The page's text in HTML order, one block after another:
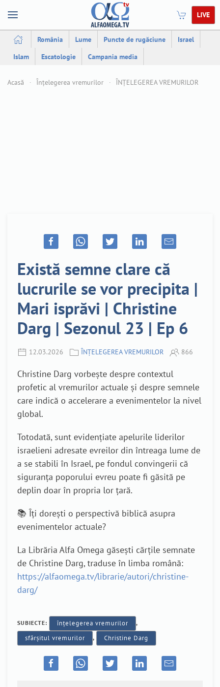
LIVE
România Lume Puncte de rugăciune
Israel
Islam
Escatologie Campania media
Acasă Înțelegerea vremurilor ÎNȚELEGEREA VREMURILOR
Există semne clare că
lucrurile se vor precipita |
Mari isprăvi | Christine
Darg | Sezonul 23 | Ep 6
12.03.2026 ÎNȚELEGEREA VREMURILOR 866
Christine Darg vorbește despre contextul
profetic al vremurilor actuale și despre semnele
care indică o accelerare a evenimentelor la nivel
global.
Totodată, sunt evidențiate apelurile liderilor
israelieni adresate evreilor din întreaga lume de
a se stabili în Israel, pe fondul convingerii că
siguranța poporului evreu poate fi găsită pe
deplin doar în propria lor țară.
📚 Îți dorești o perspectivă biblică asupra
evenimentelor actuale?
La Librăria Alfa Omega găsești cărțile semnate
de Christine Darg, traduse în limba română:
https://alfaomega.tv/librarie/autori/christine-
darg/
SUBIECTE: înțelegerea vremurilor ,
sfârșitul vremurilor , Christine Darg